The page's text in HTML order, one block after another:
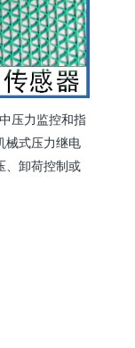
压力监控和指
械式压力继电
、卸荷控制或